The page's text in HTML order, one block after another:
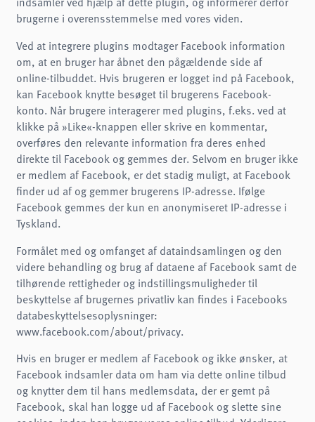
brugerne i overensstemmelse med vores viden.
Ved at integrere plugins modtager Facebook information
om, at en bruger har åbnet den pågældende side af
online-tilbuddet. Hvis brugeren er logget ind på Facebook,
kan Facebook knytte besøget til brugerens Facebook-
konto. Når brugere interagerer med plugins, f.eks. ved at
klikke på »Like«-knappen eller skrive en kommentar,
overføres den relevante information fra deres enhed
direkte til Facebook og gemmes der. Selvom en bruger ikke
er medlem af Facebook, er det stadig muligt, at Facebook
finder ud af og gemmer brugerens IP-adresse. Ifølge
Facebook gemmes der kun en anonymiseret IP-adresse i
Tyskland.
Formålet med og omfanget af dataindsamlingen og den
videre behandling og brug af dataene af Facebook samt de
tilhørende rettigheder og indstillingsmuligheder til
beskyttelse af brugernes privatliv kan findes i Facebooks
databeskyttelsesoplysninger:
www.facebook.com/about/privacy.
Hvis en bruger er medlem af Facebook og ikke ønsker, at
Facebook indsamler data om ham via dette online tilbud
og knytter dem til hans medlemsdata, der er gemt på
Facebook, skal han logge ud af Facebook og slette sine